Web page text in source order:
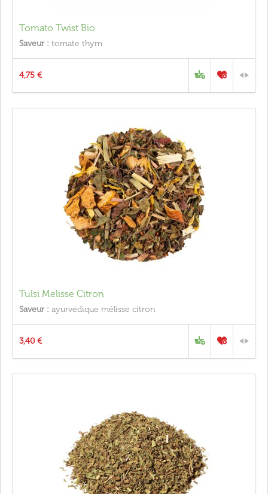
Tomato Twist Bio
Saveur : tomate thym
4,75 €
Tulsi Melisse Citron
Saveur : ayurvédique mélisse citron
3,40 €